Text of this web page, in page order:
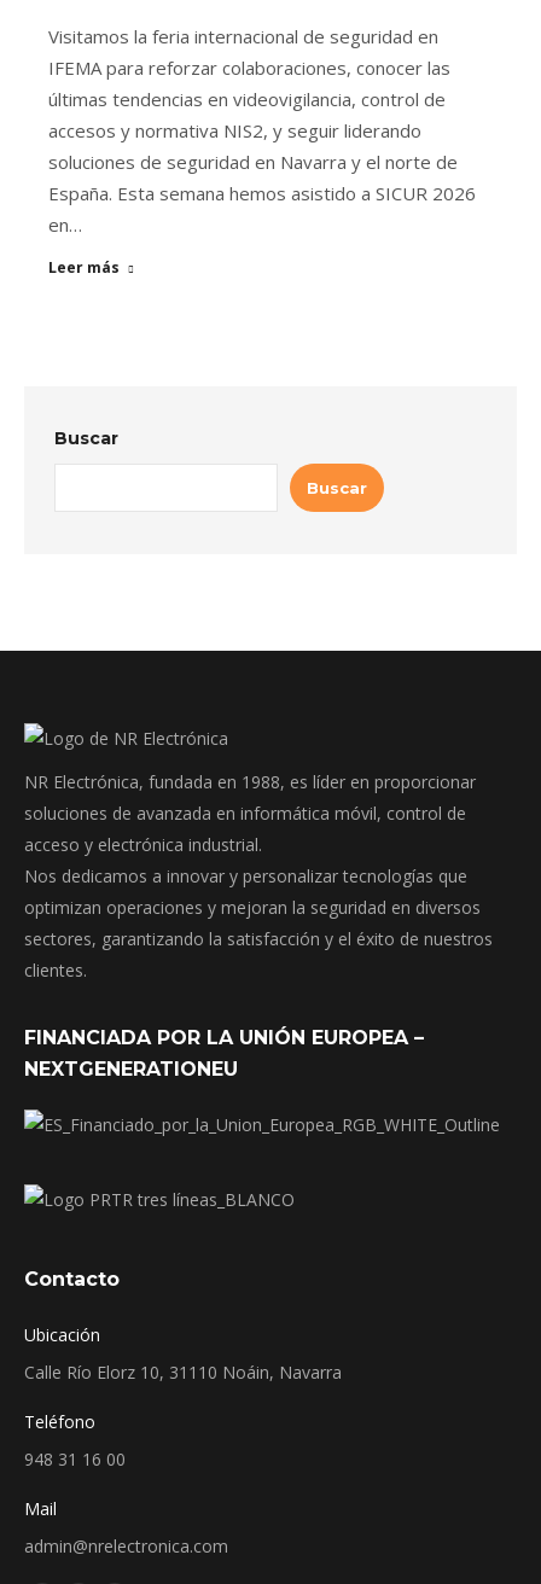
Visitamos la feria internacional de seguridad en
IFEMA para reforzar colaboraciones, conocer las
últimas tendencias en videovigilancia, control de
accesos y normativa NIS2, y seguir liderando
soluciones de seguridad en Navarra y el norte de
España. Esta semana hemos asistido a SICUR 2026
en…
Leer más
Buscar
Buscar
NR Electrónica, fundada en 1988, es líder en proporcionar
soluciones de avanzada en informática móvil, control de
acceso y electrónica industrial.
Nos dedicamos a innovar y personalizar tecnologías que
optimizan operaciones y mejoran la seguridad en diversos
sectores, garantizando la satisfacción y el éxito de nuestros
clientes.
FINANCIADA POR LA UNIÓN EUROPEA –
NEXTGENERATIONEU
Contacto
Ubicación
Calle Río Elorz 10, 31110 Noáin, Navarra
Teléfono
948 31 16 00
Mail
admin@nrelectronica.com